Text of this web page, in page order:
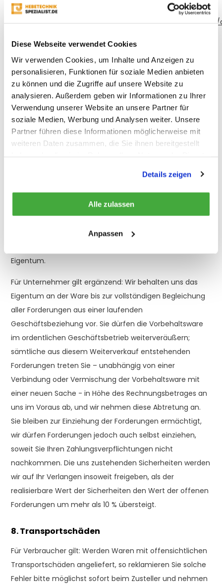
Diese Webseite verwendet Cookies
Wir verwenden Cookies, um Inhalte und Anzeigen zu
personalisieren, Funktionen für soziale Medien anbieten
zu können und die Zugriffe auf unsere Website zu
analysieren. Außerdem geben wir Informationen zu Ihrer
Verwendung unserer Website an unsere Partner für
soziale Medien, Werbung und Analysen weiter. Unsere
Partner führen diese Informationen möglicherweise mit
weiteren Daten zusammen, die Sie ihnen bereitgestellt
Details zeigen
Alle zulassen
Anpassen
nodeId=201889310
https://www.amazon.de/gp/help/customer/
„Ihre Zahlungen“.
Für Unternehmer gilt: Für den Kauf auf Rechnung gelten
die besonderen Bedingungen für Amazon Business
(https://www.amazon.de/gp/help/customer/display.html?
nodeId=201961660).
6. Widerrufsrecht
in der Widerrufsbelehrung beschrieben, zu.
Eigentum.
Für Unternehmer gilt ergänzend: Wir behalten uns das
Eigentum an der Ware bis zur vollständigen Begleichung
aller Forderungen aus einer laufenden
Geschäftsbeziehung vor. Sie dürfen die Vorbehaltsware
im ordentlichen Geschäftsbetrieb weiterveräußern;
sämtliche aus diesem Weiterverkauf entstehenden
Forderungen treten Sie – unabhängig von einer
Verbindung oder Vermischung der Vorbehaltsware mit
einer neuen Sache - in Höhe des Rechnungsbetrages an
uns im Voraus ab, und wir nehmen diese Abtretung an.
Sie bleiben zur Einziehung der Forderungen ermächtigt,
wir dürfen Forderungen jedoch auch selbst einziehen,
soweit Sie Ihren Zahlungsverpflichtungen nicht
nachkommen. Die uns zustehenden Sicherheiten werden
wir auf Ihr Verlangen insoweit freigeben, als der
realisierbare Wert der Sicherheiten den Wert der offenen
Forderungen um mehr als 10 % übersteigt.
8. Transportschäden
Für Verbraucher gilt: Werden Waren mit offensichtlichen
Transportschäden angeliefert, so reklamieren Sie solche
Fehler bitte möglichst sofort beim Zusteller und nehmen